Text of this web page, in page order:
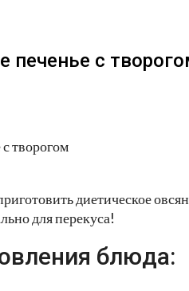
печенье с
диетическое
для перекуса!
блюда: